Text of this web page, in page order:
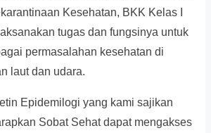
Kesehatan, BKK Kelas I
tugas dan fungsinya untuk
permasalahan kesehatan di
laut dan udara.
yang kami sajikan
Sobat Sehat dapat mengakses